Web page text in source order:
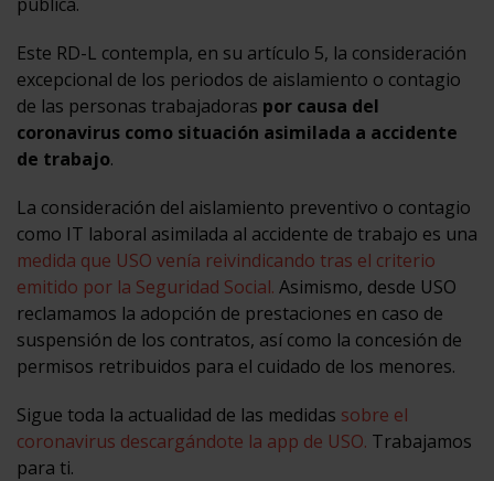
Este RD-L contempla, en su artículo 5, la consideración
excepcional de los periodos de aislamiento o contagio
de las personas trabajadoras por causa del
coronavirus como situación asimilada a accidente
de trabajo.
La consideración del aislamiento preventivo o contagio
como IT laboral asimilada al accidente de trabajo es una
medida que USO venía reivindicando tras el criterio
emitido por la Seguridad Social. Asimismo, desde USO
reclamamos la adopción de prestaciones en caso de
suspensión de los contratos, así como la concesión de
permisos retribuidos para el cuidado de los menores.
Sigue toda la actualidad de las medidas sobre el
coronavirus descargándote la app de USO. Trabajamos
para ti.